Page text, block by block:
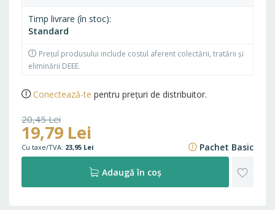
Timp livrare (în stoc)
Standard
Prețul produsului include costul aferent colectării, tratării și
eliminării DEEE.
Conectează-te pentru prețuri de distribuitor.
20,45 Lei
24,74 Lei
19,79 Lei
23,95 Lei Pachet Basic
Adaugă în coș